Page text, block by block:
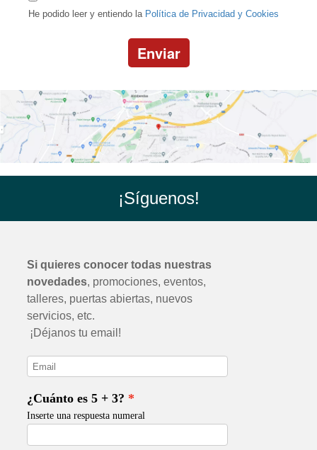
He podido leer y entiendo la Política de Privacidad y Cookies
Enviar
¡Síguenos!